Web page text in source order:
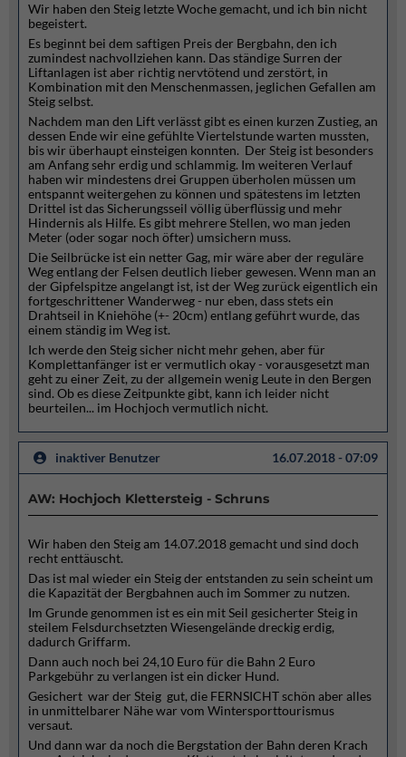
Wir haben den Steig letzte Woche gemacht, und ich bin nicht
begeistert.
Es beginnt bei dem saftigen Preis der Bergbahn, den ich
zumindest nachvollziehen kann. Das ständige Surren der
Liftanlagen ist aber richtig nervtötend und zerstört, in
Kombination mit den Menschenmassen, jeglichen Gefallen am
Steig selbst.
Nachdem man den Lift verlässt gibt es einen kurzen Zustieg, an
dessen Ende wir eine gefühlte Viertelstunde warten mussten,
bis wir überhaupt einsteigen konnten. Der Steig ist besonders
am Anfang sehr erdig und schlammig. Im weiteren Verlauf
haben wir mindestens drei Gruppen überholen müssen um
entspannt weitergehen zu können und spätestens im letzten
Drittel ist das Sicherungsseil völlig überflüssig und mehr
Hindernis als Hilfe. Es gibt mehrere Stellen, wo man jeden
Meter (oder sogar noch öfter) umsichern muss.
Die Seilbrücke ist ein netter Gag, mir wäre aber der reguläre
Weg entlang der Felsen deutlich lieber gewesen. Wenn man an
der Gipfelspitze angelangt ist, ist der Weg zurück eigentlich ein
fortgeschrittener Wanderweg - nur eben, dass stets ein
Drahtseil in Kniehöhe (+- 20cm) entlang geführt wurde, das
einem ständig im Weg ist.
Ich werde den Steig sicher nicht mehr gehen, aber für
Komplettanfänger ist er vermutlich okay - vorausgesetzt man
geht zu einer Zeit, zu der allgemein wenig Leute in den Bergen
sind. Ob es diese Zeitpunkte gibt, kann ich leider nicht
beurteilen... im Hochjoch vermutlich nicht.
inaktiver Benutzer 16.07.2018 - 07:09
AW: Hochjoch Klettersteig - Schruns
Wir haben den Steig am 14.07.2018 gemacht und sind doch
recht enttäuscht.
Das ist mal wieder ein Steig der entstanden zu sein scheint um
die Kapazität der Bergbahnen auch im Sommer zu nutzen.
Im Grunde genommen ist es ein mit Seil gesicherter Steig in
steilem Felsdurchsetzten Wiesengelände dreckig erdig,
dadurch Griffarm.
Dann auch noch bei 24,10 Euro für die Bahn 2 Euro
Parkgebühr zu verlangen ist ein dicker Hund.
Gesichert war der Steig gut, die FERNSICHT schön aber alles
in unmittelbarer Nähe war vom Wintersporttourismus
versaut.
Und dann war da noch die Bergstation der Bahn deren Krach